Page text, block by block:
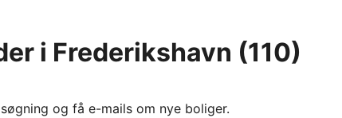
i Frederikshavn (110)
og få e-mails om nye boliger.